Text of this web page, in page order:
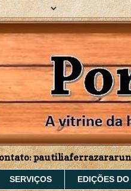
SERVIÇOS EDIÇÕES